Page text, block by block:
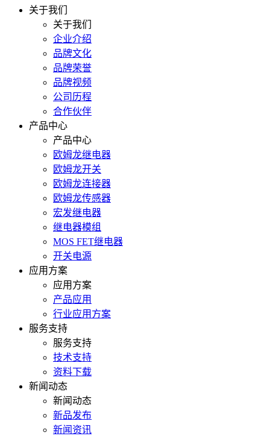
关于我们
关于我们
企业介绍
品牌文化
品牌荣誉
品牌视频
公司历程
合作伙伴
产品中心
产品中心
欧姆龙继电器
欧姆龙开关
欧姆龙连接器
欧姆龙传感器
宏发继电器
继电器模组
MOS FET继电器
开关电源
应用方案
应用方案
产品应用
行业应用方案
服务支持
服务支持
技术支持
资料下载
新闻动态
新闻动态
新品发布
新闻资讯